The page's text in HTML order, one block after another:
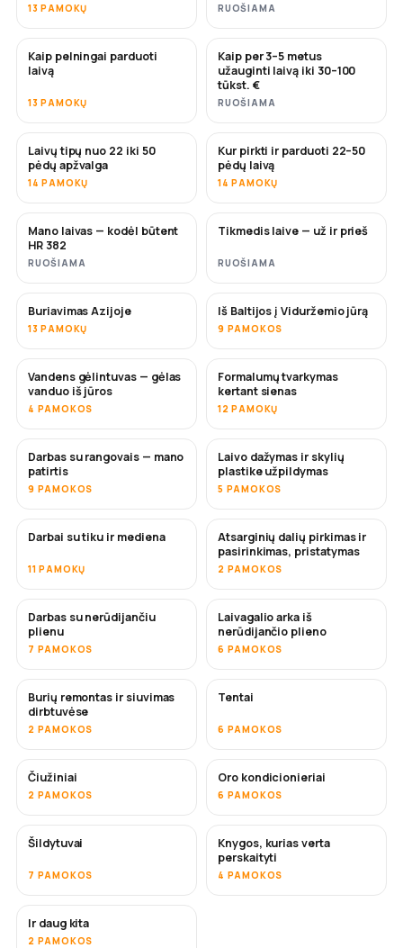
13 PAMOKŲ RUOŠIAMA
NAUJA
Kaip pelningai parduoti
laivą
13 PAMOKŲ
NAUJA
Kaip per 3–5 metus
užauginti laivą iki 30–100
tūkst. €
RUOŠIAMA
NETRUKUS
Laivų tipų nuo 22 iki 50
pėdų apžvalga
14 PAMOKŲ
NETRUKUS
Kur pirkti ir parduoti 22–50
pėdų laivą
14 PAMOKŲ
NETRUKUS
Mano laivas — kodėl būtent
HR 382
RUOŠIAMA
NETRUKUS
Tikmedis laive — už ir prieš
RUOŠIAMA
NETRUKUS
Buriavimas Azijoje
13 PAMOKŲ
NETRUKUS
Iš Baltijos į Viduržemio jūrą
9 PAMOKOS
NETRUKUS
Vandens gėlintuvas — gėlas
vanduo iš jūros
4 PAMOKOS
Formalumų tvarkymas
kertant sienas
12 PAMOKŲ
NETRUKUS
Darbas su rangovais — mano
patirtis
9 PAMOKOS
NETRUKUS
Laivo dažymas ir skylių
plastike užpildymas
5 PAMOKOS
Darbai su tiku ir mediena
11 PAMOKŲ
NETRUKUS
Atsarginių dalių pirkimas ir
pasirinkimas, pristatymas
2 PAMOKOS
NETRUKUS
Darbas su nerūdijančiu
plienu
7 PAMOKOS
Laivagalio arka iš
nerūdijančio plieno
6 PAMOKOS
NETRUKUS
Burių remontas ir siuvimas
dirbtuvėse
2 PAMOKOS
Tentai
6 PAMOKOS
Čiužiniai
2 PAMOKOS
NETRUKUS
Oro kondicionieriai
6 PAMOKOS
NETRUKUS
Šildytuvai
7 PAMOKOS
NETRUKUS
Knygos, kurias verta
perskaityti
4 PAMOKOS
NETRUKUS
Ir daug kita
2 PAMOKOS